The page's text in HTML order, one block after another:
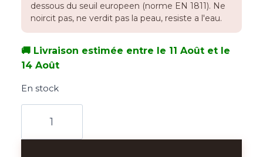
dessous du seuil europeen (norme EN 1811). Ne
noircit pas, ne verdit pas la peau, resiste a l'eau.
🚚 Livraison estimée entre le 11 Août et le
14 Août
En stock
Boucles